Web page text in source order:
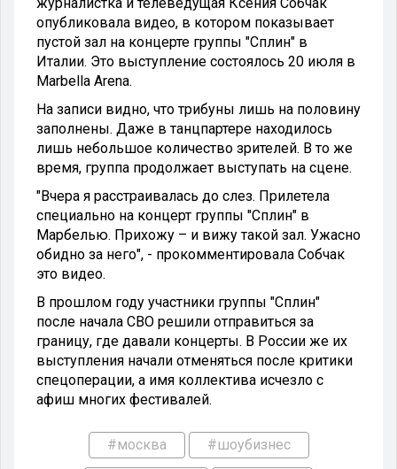
опубликовала видео, в котором показывает
пустой зал на концерте группы "Сплин" в
Италии. Это выступление состоялось 20 июля в
Marbella Arena.
На записи видно, что трибуны лишь на половину
заполнены. Даже в танцпартере находилось
лишь небольшое количество зрителей. В то же
время, группа продолжает выступать на сцене.
"Вчера я расстраивалась до слез. Прилетела
специально на концерт группы "Сплин" в
Марбелью. Прихожу – и вижу такой зал. Ужасно
обидно за него", - прокомментировала Собчак
это видео.
В прошлом году участники группы "Сплин"
после начала СВО решили отправиться за
границу, где давали концерты. В России же их
выступления начали отменяться после критики
спецоперации, а имя коллектива исчезло с
афиш многих фестивалей.
#москва #шоубизнес